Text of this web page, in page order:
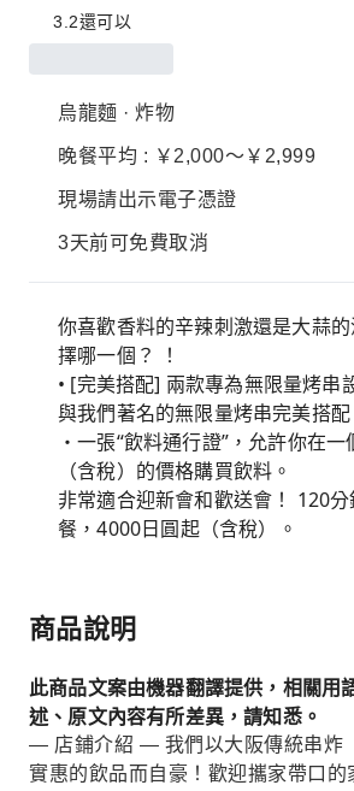
3.2還可以
烏龍麵 · 炸物
晚餐平均 : ￥2,000～￥2,999
現場請出示電子憑證
3天前可免費取消
你喜歡香料的辛辣刺激還是大蒜
擇哪一個？ ！
• [完美搭配] 兩款專為無限量烤串
與我們著名的無限量烤串完美搭配
・一張“飲料通行證”，允許你在
（含稅）的價格購買飲料。
非常適合迎新會和歡送會！ 120
餐，4000日圓起（含稅）。
商品說明
此商品文案由機器翻譯提供，相關用
述、原文內容有所差異，請知悉。
— 店鋪介紹 — 我們以大阪傳統串炸
實惠的飲品而自豪！歡迎攜家帶口的